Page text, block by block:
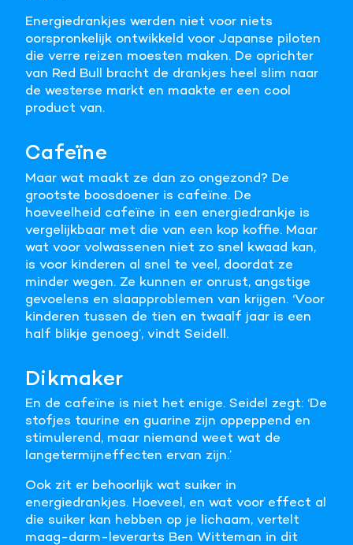
Energiedrankjes werden niet voor niets
oorspronkelijk ontwikkeld voor Japanse piloten
die verre reizen moesten maken. De oprichter
van Red Bull bracht de drankjes heel slim naar
de westerse markt en maakte er een cool
product van.
Cafeïne
Maar wat maakt ze dan zo ongezond? De
grootste boosdoener is cafeïne. De
hoeveelheid cafeïne in een energiedrankje is
vergelijkbaar met die van een kop koffie. Maar
wat voor volwassenen niet zo snel kwaad kan,
is voor kinderen al snel te veel, doordat ze
minder wegen. Ze kunnen er onrust, angstige
gevoelens en slaapproblemen van krijgen. ‘Voor
kinderen tussen de tien en twaalf jaar is een
half blikje genoeg’, vindt Seidell.
Dikmaker
En de cafeïne is niet het enige. Seidel zegt: ‘De
stofjes taurine en guarine zijn oppeppend en
stimulerend, maar niemand weet wat de
langetermijneffecten ervan zijn.’
Ook zit er behoorlijk wat suiker in
energiedrankjes. Hoeveel, en wat voor effect al
die suiker kan hebben op je lichaam, vertelt
maag-darm-leverarts Ben Witteman in dit